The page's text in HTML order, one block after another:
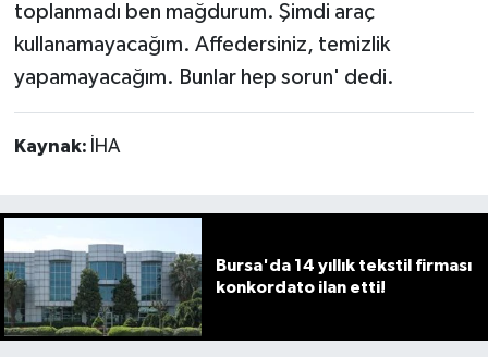
toplanmadı ben mağdurum. Şimdi araç
kullanamayacağım. Affedersiniz, temizlik
yapamayacağım. Bunlar hep sorun' dedi.
Kaynak: İHA
Bursa'da 14 yıllık tekstil firması
konkordato ilan etti!